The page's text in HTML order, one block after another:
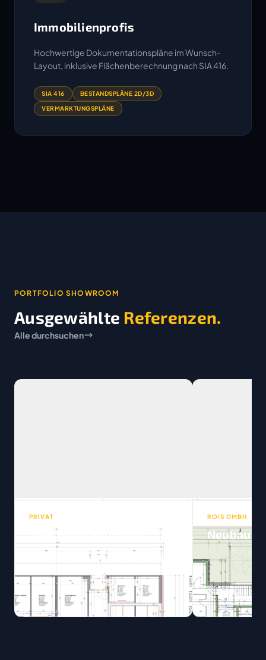
Immobilienprofis
Hochwertige Dokumentationspläne im Wunsch-
Layout, inklusive Flächenberechnung nach SIA 416.
SIA 416 BESTANDSPLÄNE 2D/3D
VERMARKTUNGSPLÄNE
PORTFOLIO SHOWROOM
Ausgewählte Referenzen.
Alle durchsuchen
PRIVAT
MFH Neubauplanung
ROIS GMBH
Neubau